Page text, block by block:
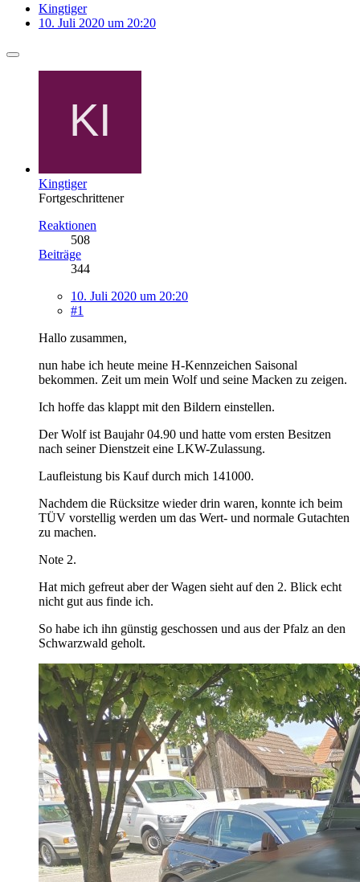
Kingtiger
10. Juli 2020 um 20:20
Kingtiger
Fortgeschrittener
Reaktionen
508
Beiträge
344
10. Juli 2020 um 20:20
#1
Hallo zusammen,
nun habe ich heute meine H-Kennzeichen Saisonal
bekommen. Zeit um mein Wolf und seine Macken zu zeigen.
Ich hoffe das klappt mit den Bildern einstellen.
Der Wolf ist Baujahr 04.90 und hatte vom ersten Besitzen
nach seiner Dienstzeit eine LKW-Zulassung.
Laufleistung bis Kauf durch mich 141000.
Nachdem die Rücksitze wieder drin waren, konnte ich beim
TÜV vorstellig werden um das Wert- und normale Gutachten
zu machen.
Note 2.
Hat mich gefreut aber der Wagen sieht auf den 2. Blick echt
nicht gut aus finde ich.
So habe ich ihn günstig geschossen und aus der Pfalz an den
Schwarzwald geholt.